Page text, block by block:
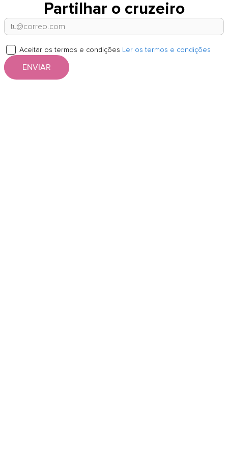
Partilhar o cruzeiro
Aceitar os termos e condições Ler os termos e condições
ENVIAR